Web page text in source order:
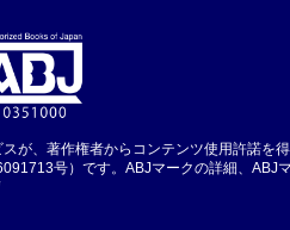
が、著作権者からコンテンツ使用許諾を
号）です。ABJマークの詳細、ABJ